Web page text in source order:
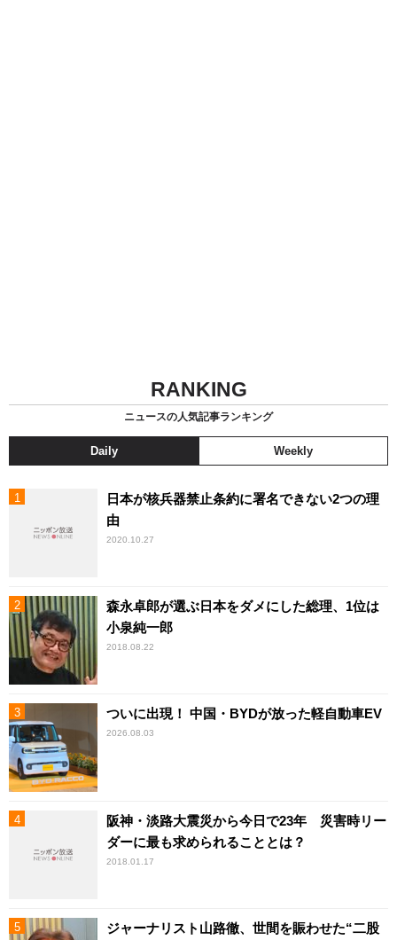
RANKING
ニュースの人気記事ランキング
Daily Weekly
日本が核兵器禁止条約に署名できない2つの理
由
2020.10.27
森永卓郎が選ぶ日本をダメにした総理、1位は
小泉純一郎
2018.08.22
ついに出現！ 中国・BYDが放った軽自動車EV
2026.08.03
阪神・淡路大震災から今日で23年 災害時リー
ダーに最も求められることとは？
2018.01.17
ジャーナリスト山路徹、世間を賑わせた“二股